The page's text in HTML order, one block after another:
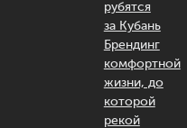
рубятся
за Кубань
Брендинг
комфортной
жизни, до
которой
рекой